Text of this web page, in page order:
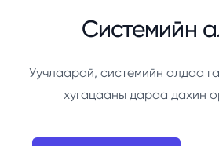
Системийн
Уучлаарай, системийн алдаа
хугацааны дараа дахин